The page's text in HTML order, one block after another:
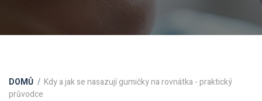
DOMŮ
Kdy a jak se nasazují gumičky na rovnátka - praktický
průvodce